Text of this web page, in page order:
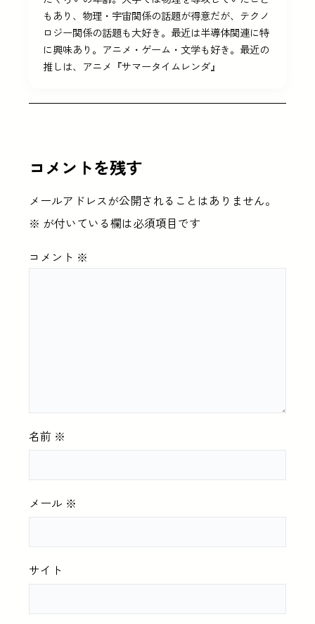
もあり、物理・宇宙関係の話題が得意だが、テクノ
ロジー関係の話題も大好き。最近は半導体関連に特
に興味あり。アニメ・ゲーム・文学も好き。最近の
推しは、アニメ『サマータイムレンダ』
コメントを残す
メールアドレスが公開されることはありません。
※ が付いている欄は必須項目です
コメント ※
名前 ※
メール ※
サイト